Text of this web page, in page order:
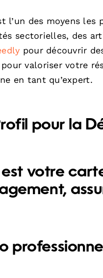
l’un des moyens les
sectorielles, des
pour découvrir
valoriser votre
en tant qu’expert.
pour la
votre